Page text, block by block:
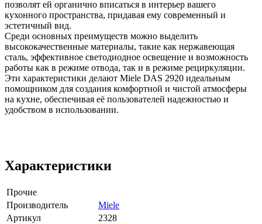
позволят ей органично вписаться в интерьер вашего
кухонного пространства, придавая ему современный и
эстетичный вид.
Среди основных преимуществ можно выделить
высококачественные материалы, такие как нержавеющая
сталь, эффективное светодиодное освещение и возможность
работы как в режиме отвода, так и в режиме рециркуляции.
Эти характеристики делают Miele DAS 2920 идеальным
помощником для создания комфортной и чистой атмосферы
на кухне, обеспечивая её пользователей надежностью и
удобством в использовании.
Характеристики
Прочие
Производитель
Miele
Артикул
2328